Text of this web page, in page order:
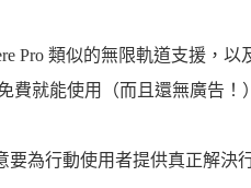
Pro 類似的無限軌道支援，
費就能使用（而且還無廣告！
為行動使用者提供真正解決